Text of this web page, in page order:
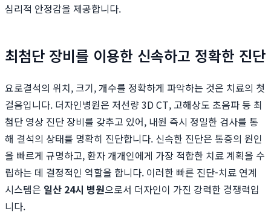
심리적 안정감을 제공합니다.
최첨단 장비를 이용한 신속하고 정확한 진단
요로결석의 위치, 크기, 개수를 정확하게 파악하는 것은 치료의 첫
걸음입니다. 더자인병원은 저선량 3D CT, 고해상도 초음파 등 최
첨단 영상 진단 장비를 갖추고 있어, 내원 즉시 정밀한 검사를 통
해 결석의 상태를 명확히 진단합니다. 신속한 진단은 통증의 원인
을 빠르게 규명하고, 환자 개개인에게 가장 적합한 치료 계획을 수
립하는 데 결정적인 역할을 합니다. 이러한 빠른 진단-치료 연계
시스템은 일산 24시 병원으로서 더자인이 가진 강력한 경쟁력입
니다.